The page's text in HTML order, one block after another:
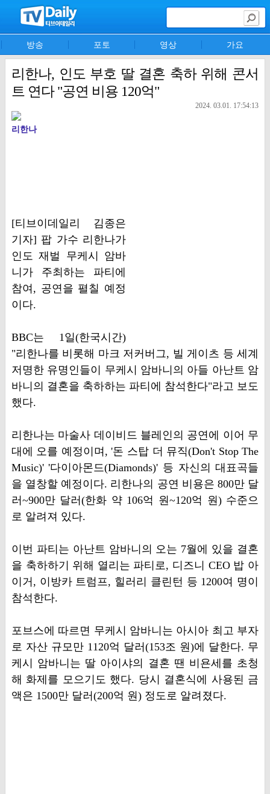
방송 포토 영상 가요
리한나, 인도 부호 딸 결혼 축하 위해 콘서
트 연다 "공연 비용 120억"
2024. 03.01. 17:54:13
리한나
[티브이데일리 김종은
기자] 팝 가수 리한나가
인도 재벌 무케시 암바
니가 주최하는 파티에
참여, 공연을 펼칠 예정
이다.
BBC는 1일(한국시간)
"리한나를 비롯해 마크 저커버그, 빌 게이츠 등 세계
저명한 유명인들이 무케시 암바니의 아들 아난트 암
바니의 결혼을 축하하는 파티에 참석한다"라고 보도
했다.
리한나는 마술사 데이비드 블레인의 공연에 이어 무
대에 오를 예정이며, '돈 스탑 더 뮤직(Don't Stop The
Music)' '다이아몬드(Diamonds)' 등 자신의 대표곡들
을 열창할 예정이다. 리한나의 공연 비용은 800만 달
러~900만 달러(한화 약 106억 원~120억 원) 수준으
로 알려져 있다.
이번 파티는 아난트 암바니의 오는 7월에 있을 결혼
을 축하하기 위해 열리는 파티로, 디즈니 CEO 밥 아
이거, 이방카 트럼프, 힐러리 클린턴 등 1200여 명이
참석한다.
포브스에 따르면 무케시 암바니는 아시아 최고 부자
로 자산 규모만 1120억 달러(153조 원)에 달한다. 무
케시 암바니는 딸 아이샤의 결혼 땐 비욘세를 초청
해 화제를 모으기도 했다. 당시 결혼식에 사용된 금
액은 1500만 달러(200억 원) 정도로 알려졌다.